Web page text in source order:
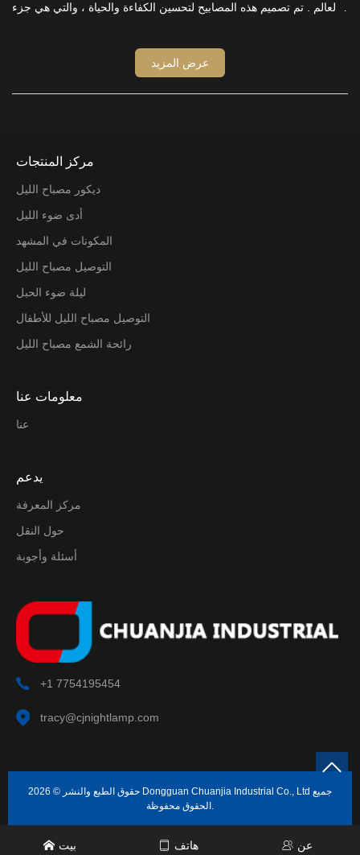
العالم . تم تصميم هذه المصابيح لتحسين الكفاءة والحياة ، والتي هي جزء
الجملة على حد سواء نعلق أهمية كبيرة . تضيء عطلة الخاص بك مع
عرض المزيد
مركز المنتجات
ديكور مصباح الليل
أدى ضوء الليل
المكونات في المشهد
التوصيل مصباح الليل
ليلة ضوء الحبل
التوصيل مصباح الليل للأطفال
رائحة الشمع مصباح الليل
معلومات عنا
عنا
يدعم
مركز المعرفة
حول النقل
أسئلة وأجوبة
+1 7754195454
tracy@cjnightlamp.com
حقوق الطبع والنشر © 2026 Dongguan Chuanjia Industrial Co., Ltd جميع
الحقوق محفوظة.
بيت هاتف عن